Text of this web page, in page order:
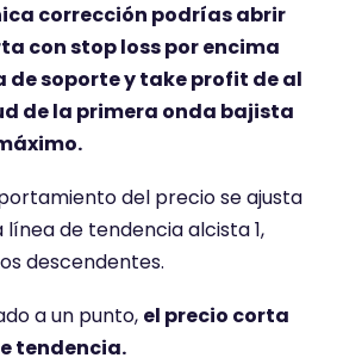
corrección podrías abrir
con stop loss por encima
de soporte y take profit de al
de la primera onda bajista
del precio se ajusta
de tendencia alcista 1,
descendentes.
a un punto, el precio corta
tendencia.